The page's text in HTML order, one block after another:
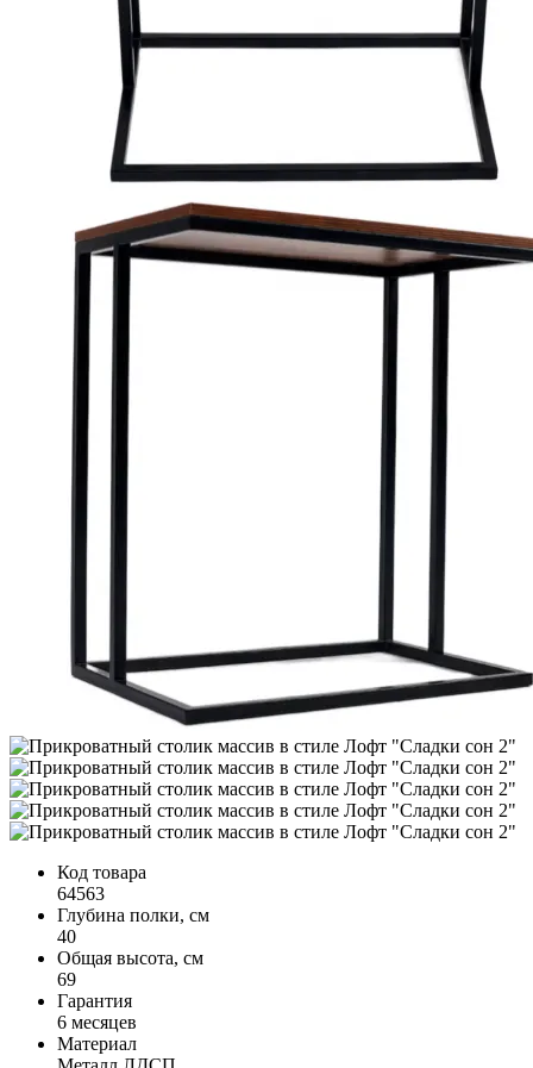
Код товара
64563
Глубина полки, см
40
Общая высота, см
69
Гарантия
6 месяцев
Материал